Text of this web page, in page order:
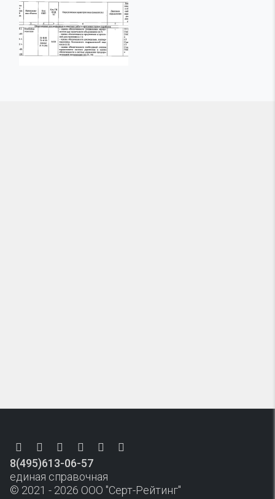
8(495)613-06-57
единая справочная
© 2021 - 2026 ООО "Серт-Рейтинг"